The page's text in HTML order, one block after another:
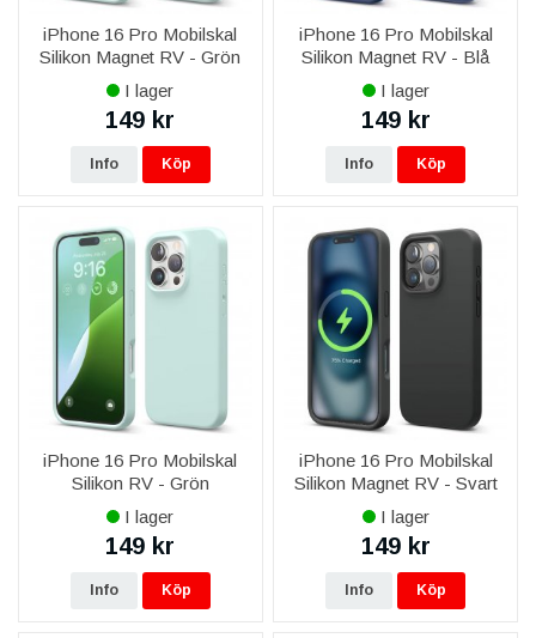
iPhone 16 Pro Mobilskal
Silikon Magnet RV - Grön
I lager
149 kr
Info Köp
iPhone 16 Pro Mobilskal
Silikon Magnet RV - Blå
I lager
149 kr
Info Köp
iPhone 16 Pro Mobilskal
Silikon RV - Grön
I lager
149 kr
Info Köp
iPhone 16 Pro Mobilskal
Silikon Magnet RV - Svart
I lager
149 kr
Info Köp